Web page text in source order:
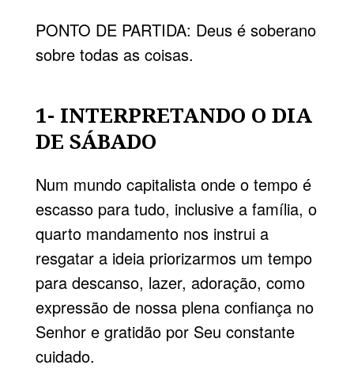
PONTO DE PARTIDA: Deus é soberano
sobre todas as coisas.
1- INTERPRETANDO O DIA
DE SÁBADO
Num mundo capitalista onde o tempo é
escasso para tudo, inclusive a família, o
quarto mandamento nos instrui a
resgatar a ideia priorizarmos um tempo
para descanso, lazer, adoração, como
expressão de nossa plena confiança no
Senhor e gratidão por Seu constante
cuidado.